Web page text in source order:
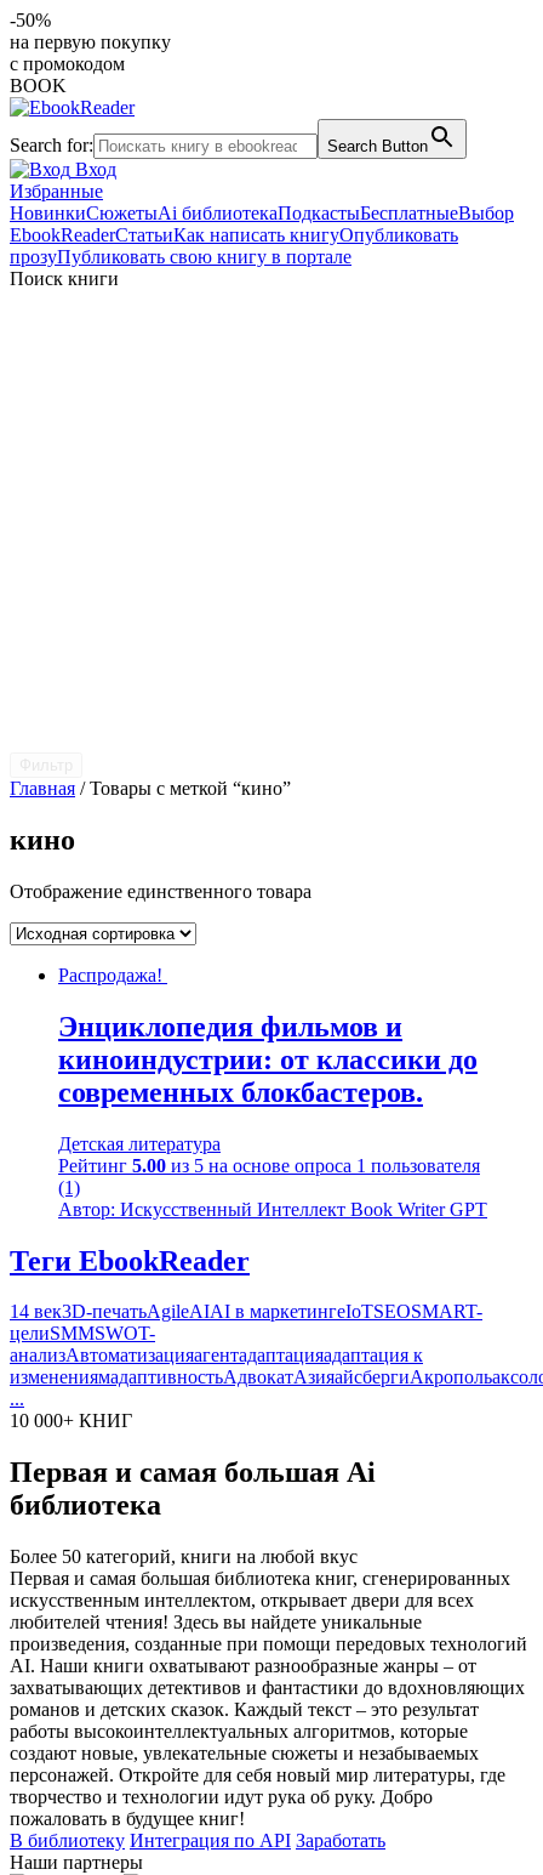
-50%
на первую покупку
с промокодом
BOOK
Search for: Search Button
Вход
Избранные
НовинкиСюжетыAi библиотекаПодкастыБесплатныеВыбор
EbookReaderСтатьиКак написать книгуОпубликовать
прозуПубликовать свою книгу в портале
Поиск книги
Главная / Товары с меткой “кино”
кино
Отображение единственного товара
Распродажа!
Энциклопедия фильмов и
киноиндустрии: от классики до
современных блокбастеров.
Детская литература
Рейтинг 5.00 из 5 на основе опроса 1 пользователя
(1)
Автор: Искусственный Интеллект Book Writer GPT
Теги EbookReader
14 век3D-печатьAgileAIAI в маркетингеIoTSEOSMART-
целиSMMSWOT-
анализАвтоматизацияагентадаптацияадаптация к
изменениямадаптивностьАдвокатАзияайсбергиАкрополь
...
10 000+ КНИГ
Первая и самая большая Ai
библиотека
Более 50 категорий, книги на любой вкус
Первая и самая большая библиотека книг, сгенерированных
искусственным интеллектом, открывает двери для всех
любителей чтения! Здесь вы найдете уникальные
произведения, созданные при помощи передовых технологий
AI. Наши книги охватывают разнообразные жанры – от
захватывающих детективов и фантастики до вдохновляющих
романов и детских сказок. Каждый текст – это результат
работы высокоинтеллектуальных алгоритмов, которые
создают новые, увлекательные сюжеты и незабываемых
персонажей. Откройте для себя новый мир литературы, где
творчество и технологии идут рука об руку. Добро
пожаловать в будущее книг!
В библиотеку Интеграция по API Заработать
Наши партнеры